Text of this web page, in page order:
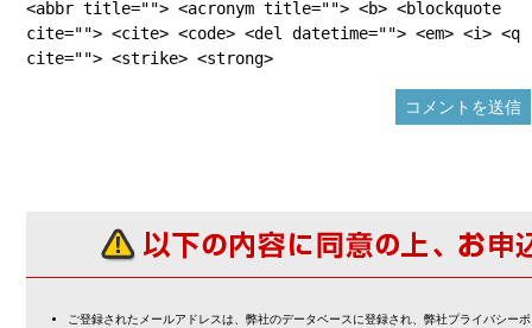
<abbr title=""> <acronym title=""> <b> <blockquote
cite=""> <cite> <code> <del datetime=""> <em> <i> <q
cite=""> <strike> <strong>
ご登録されたメールアドレスは、弊社のデータベースに登録され、弊社プライバシー